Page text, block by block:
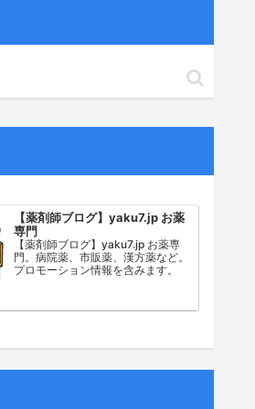
【薬剤師ブログ】yaku7.jp お薬
専門
【薬剤師ブログ】yaku7.jp お薬専
門。病院薬、市販薬、漢方薬など。
プロモーション情報を含みます。